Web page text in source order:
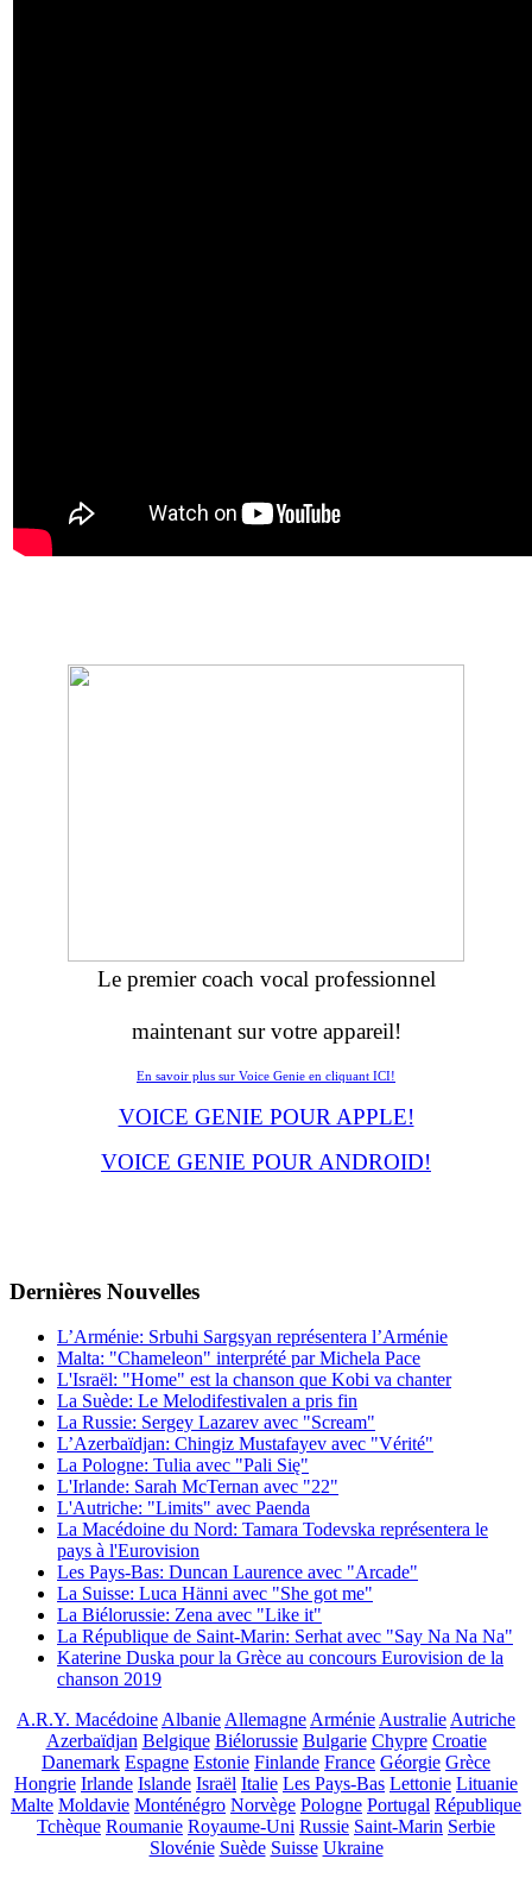
Le premier coach vocal professionnel
maintenant sur votre appareil!
En savoir plus sur Voice Genie en cliquant ICI!
VOICE GENIE POUR APPLE!
VOICE GENIE POUR ANDROID!
Dernières Νouvelles
L’Arménie: Srbuhi Sargsyan représentera l’Arménie
Malta: "Chameleon" interprété par Michela Pace
L'Israël: "Home" est la chanson que Kobi va chanter
La Suède: Le Melodifestivalen a pris fin
La Russie: Sergey Lazarev avec "Scream"
L’Azerbaïdjan: Chingiz Mustafayev avec "Vérité"
La Pologne: Tulia avec "Pali Się"
L'Irlande: Sarah McTernan avec "22"
L'Autriche: "Limits" avec Paenda
La Macédoine du Nord: Tamara Todevska représentera le
pays à l'Eurovision
Les Pays-Bas: Duncan Laurence avec "Arcade"
La Suisse: Luca Hänni avec "She got me"
La Biélorussie: Zena avec "Like it"
La République de Saint-Marin: Serhat avec "Say Na Na Na"
Katerine Duska pour la Grèce au concours Eurovision de la
chanson 2019
A.R.Y. MacédoineAlbanieAllemagneArménieAustralieAutriche
Azerbaïdjan Belgique Biélorussie Bulgarie Chypre Croatie
Danemark Espagne Estonie Finlande France Géorgie Grèce
Hongrie Irlande Islande Israël Italie Les Pays-Bas Lettonie Lituanie
Malte Moldavie Monténégro Norvège Pologne Portugal République
Tchèque Roumanie Royaume-Uni Russie Saint-Marin Serbie
Slovénie Suède Suisse Ukraine